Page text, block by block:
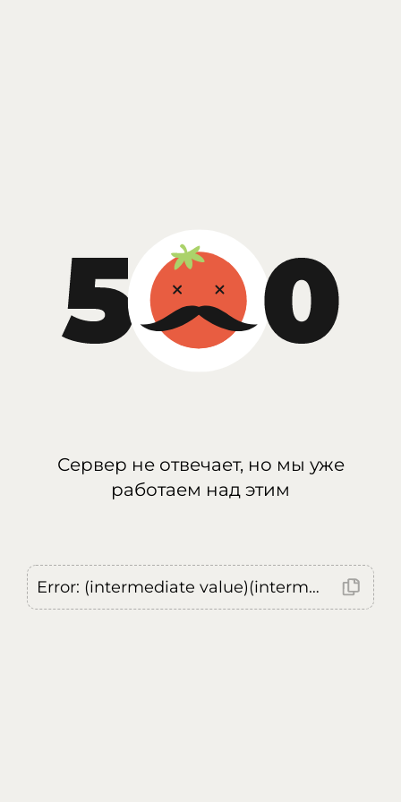
Сервер не отвечает, но мы уже
работаем над этим
Error: (intermediate value)(intermediate value)(intermediate value).replaceAll is not a function